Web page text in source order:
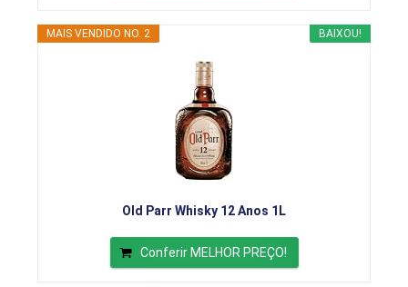
BAIXOU!
MAIS VENDIDO NO. 2
Old Parr Whisky 12 Anos 1L
Conferir MELHOR PREÇO!